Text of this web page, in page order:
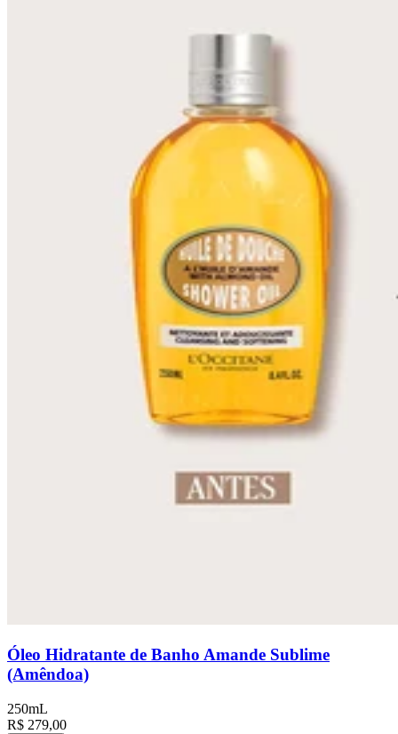
Óleo Hidratante de Banho Amande Sublime
(Amêndoa)
250mL
R$ 279,00